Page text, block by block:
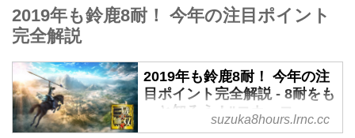
（日）に開催いたします。
2019年も鈴鹿8耐！ 今年の注目ポイント
完全解説
2019年も鈴鹿8耐！ 今年の注
目ポイント完全解説 - 8耐をも
っと知ろう！"コカ・コー
ラ"鈴鹿8耐 特設サイト
suzuka8hours.lrnc.cc